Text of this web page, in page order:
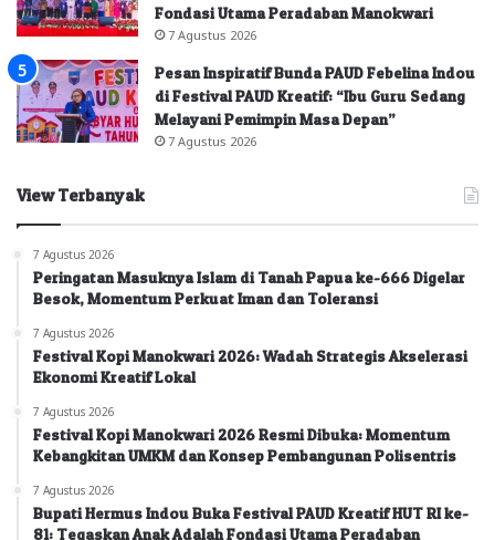
Fondasi Utama Peradaban Manokwari
7 Agustus 2026
Pesan Inspiratif Bunda PAUD Febelina Indou
di Festival PAUD Kreatif: “Ibu Guru Sedang
Melayani Pemimpin Masa Depan”
7 Agustus 2026
View Terbanyak
7 Agustus 2026
Peringatan Masuknya Islam di Tanah Papua ke-666 Digelar
Besok, Momentum Perkuat Iman dan Toleransi
7 Agustus 2026
Festival Kopi Manokwari 2026: Wadah Strategis Akselerasi
Ekonomi Kreatif Lokal
7 Agustus 2026
Festival Kopi Manokwari 2026 Resmi Dibuka: Momentum
Kebangkitan UMKM dan Konsep Pembangunan Polisentris
7 Agustus 2026
Bupati Hermus Indou Buka Festival PAUD Kreatif HUT RI ke-
81: Tegaskan Anak Adalah Fondasi Utama Peradaban